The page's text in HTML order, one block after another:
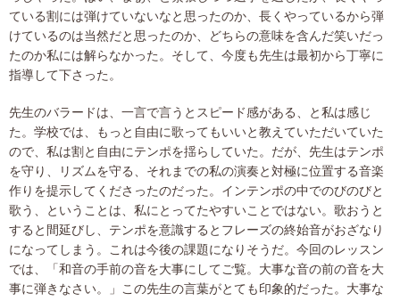
ている割には弾けていないなと思ったのか、長くやっているから弾
けているのは当然だと思ったのか、どちらの意味を含んだ笑いだっ
たのか私には解らなかった。そして、今度も先生は最初から丁寧に
指導して下さった。
先生のバラードは、一言で言うとスピード感がある、と私は感じ
た。学校では、もっと自由に歌ってもいいと教えていただいていた
ので、私は割と自由にテンポを揺らしていた。だが、先生はテンポ
を守り、リズムを守る、それまでの私の演奏と対極に位置する音楽
作りを提示してくださったのだった。インテンポの中でのびのびと
歌う、ということは、私にとってたやすいことではない。歌おうと
すると間延びし、テンポを意識するとフレーズの終始音がおざなり
になってしまう。これは今後の課題になりそうだ。今回のレッスン
では、「和音の手前の音を大事にしてご覧。大事な音の前の音を大
事に弾きなさい。」この先生の言葉がとても印象的だった。大事な